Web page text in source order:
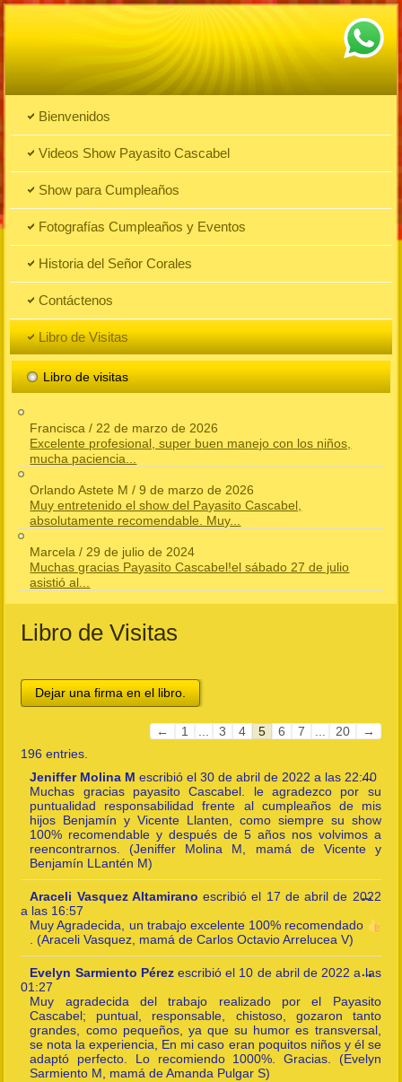
Bienvenidos
Videos Show Payasito Cascabel
Show para Cumpleaños
Fotografías Cumpleaños y Eventos
Historia del Señor Corales
Contáctenos
Libro de Visitas
Libro de visitas
Francisca /22 de marzo de 2026
Excelente profesional, super buen manejo con los niños,
mucha paciencia...
Orlando Astete M /9 de marzo de 2026
Muy entretenido el show del Payasito Cascabel,
absolutamente recomendable. Muy...
Marcela /29 de julio de 2024
Muchas gracias Payasito Cascabel!el sábado 27 de julio
asistió al...
Libro de Visitas
Guestbook
← 1 ... 3 4 5 6 7 ... 20
→
196 entries.
Jeniffer Molina Mescribió el 30 de abril de 2022 a las 22:40
Muchas gracias payasito Cascabel. le agradezco por su
puntualidad responsabilidad frente al cumpleaños de mis
hijos Benjamín y Vicente Llanten, como siempre su show
100% recomendable y después de 5 años nos volvimos a
reencontrarnos. (Jeniffer Molina M, mamá de Vicente y
Benjamín LLantén M)
...
this
Araceli Vasquez Altamiranoescribió el 17 de abril de 2022
a las 16:57
Muy Agradecida, un trabajo excelente 100% recomendado
. (Araceli Vasquez, mamá de Carlos Octavio Arrelucea V)
...
Evelyn Sarmiento Pérezescribió el 10 de abril de 2022 a las
01:27
Muy agradecida del trabajo realizado por el Payasito
Cascabel; puntual, responsable, chistoso, gozaron tanto
grandes, como pequeños, ya que su humor es transversal,
se nota la experiencia, En mi caso eran poquitos niños y él se
adaptó perfecto. Lo recomiendo 1000%. Gracias. (Evelyn
Sarmiento M, mamá de Amanda Pulgar S)
...